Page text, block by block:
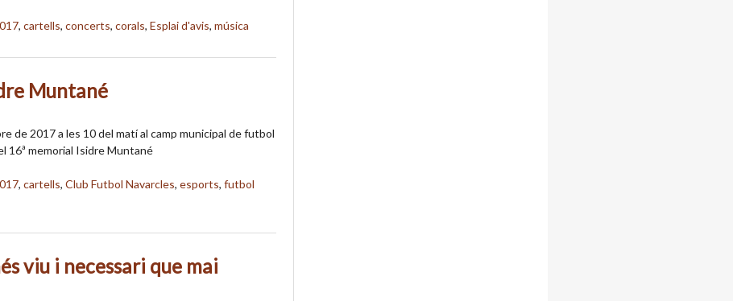
, cartells, concerts, corals, Esplai d'avis, música
Muntané
de 2017 a les 10 del matí al camp municipal de futbol
16ª memorial Isidre Muntané
, cartells, Club Futbol Navarcles, esports, futbol
viu i necessari que mai